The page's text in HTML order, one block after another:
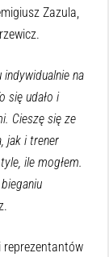
Zazula,
na
się udało i
Cieszę się ze
jak i trener
ile mogłem.
reprezentantów